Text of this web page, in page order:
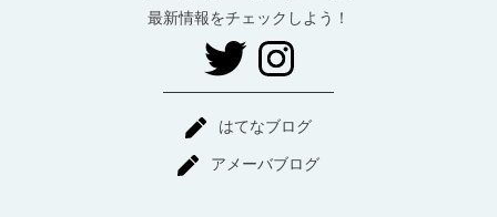
最新情報をチェックしよう！
はてなブログ
アメーバブログ